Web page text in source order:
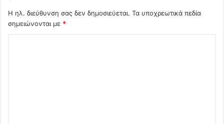
Η ηλ. διεύθυνση σας δεν δημοσιεύεται. Τα υποχρεωτικά πεδία
σημειώνονται με *